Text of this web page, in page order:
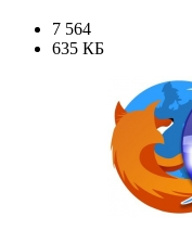
7 564
635 КБ